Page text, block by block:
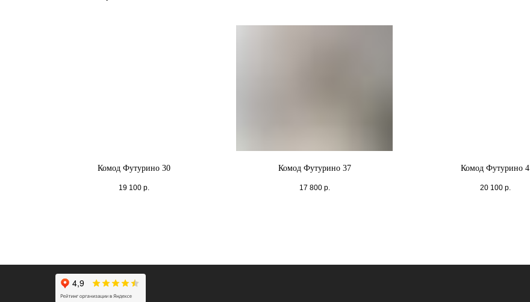
Комод Футурино 30
19 100 р.
Комод Футурино 37
17 800 р.
Комод Футурино 4
20 100 р.